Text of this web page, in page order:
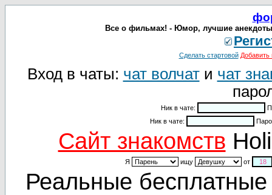
Все о фильмах! - Юмор, лучшие
Сделать стартовой Добавить
Вход в чаты: чат волчати чат
Ник в чате:
Ник в чате:
Cайт знакомств
Я ищу от
Реальные бесплатные